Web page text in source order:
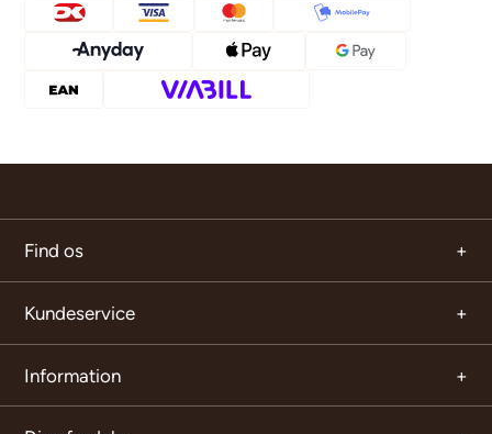
Find os
Kundeservice
Information